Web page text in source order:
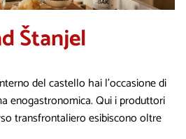
Štanjel
del castello hai l’occasione di
enogastronomica. Qui i produttori
transfrontaliero esibiscono oltre